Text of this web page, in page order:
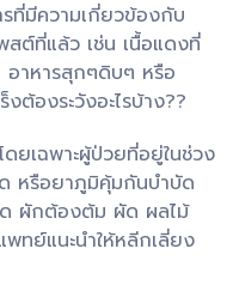
ที่มีความเกี่ยวข้องกับ
สต์ที่แล้ว เช่น เนื้อแดงที่
อาหารสุกๆดิบๆ หรือ
ต้องระวังอะไรบ้าง??
ยเฉพาะผู้ป่วยที่อยู่ในช่วง
หรือยาภูมิคุ้มกันบำบัด
ด ผักต้องต้ม ผัด ผลไม้
ทย์แนะนำให้หลีกเลี่ยง